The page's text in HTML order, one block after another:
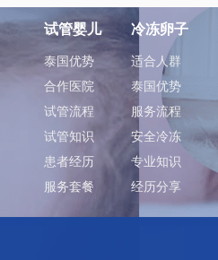
试管婴儿
泰国优势
合作医院
试管流程
试管知识
患者经历
服务套餐
冷冻卵子
适合人群
泰国优势
服务流程
安全冷冻
专业知识
经历分享